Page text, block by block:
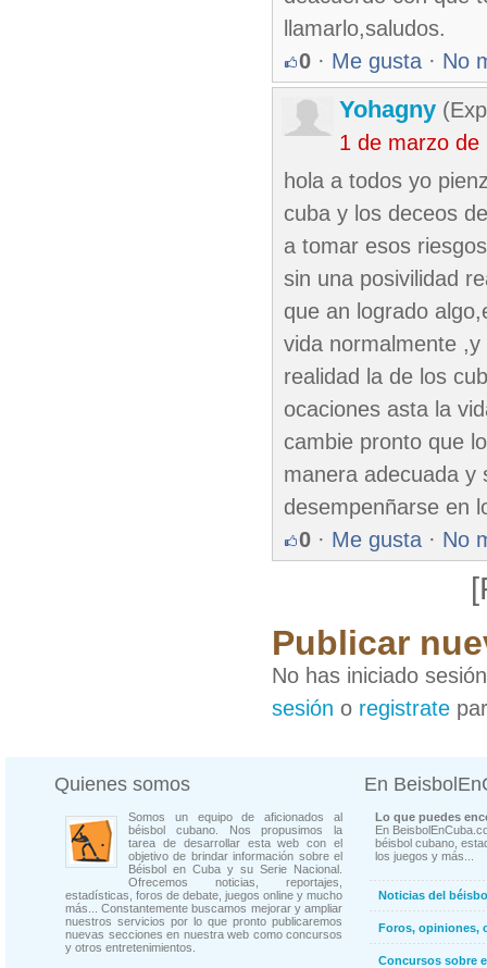
llamarlo,saludos.
0 · Me gusta · No
Yohagny
1 de marzo de
hola a todos yo
cuba y los deceos
a tomar esos
sin una posivilidad
que an logrado
vida normalmente
realidad la de los
ocaciones asta la
cambie pronto que
manera adecuada y
desempenñarse en
0 · Me gusta · No
Publicar
No has iniciado
sesión o registrate
Quienes somos
Somos un equipo de aficionados al
béisbol cubano. Nos propusimos la
tarea de desarrollar esta web con el
objetivo de brindar información sobre el
Béisbol en Cuba y su Serie Nacional.
Ofrecemos noticias, reportajes,
estadísticas, foros de debate, juegos online y mucho
más... Constantemente buscamos mejorar y ampliar
nuestros servicios por lo que pronto publicaremos
nuevas secciones en nuestra web como concursos
y otros entretenimientos.
En
Lo que puedes
En
béisbol cubano,
los juegos y más...
Noticias del
Foros, opiniones,
Concursos sobre